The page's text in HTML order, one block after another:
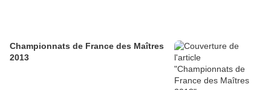
Championnats de France des Maîtres
2013